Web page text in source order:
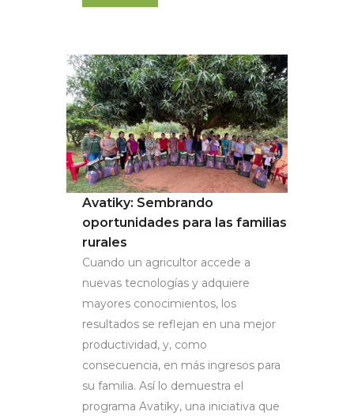
Avatiky: Sembrando
oportunidades para las familias
rurales
Cuando un agricultor accede a
nuevas tecnologías y adquiere
mayores conocimientos, los
resultados se reflejan en una mejor
productividad, y, como
consecuencia, en más ingresos para
su familia. Así lo demuestra el
programa Avatiky, una iniciativa que